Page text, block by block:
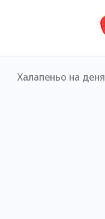
Халапеньо на деня